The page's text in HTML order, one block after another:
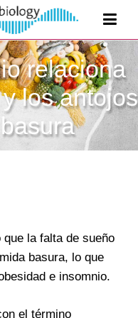
relaciona
los antojos
la falta de sueño
basura, lo que
e insomnio.
el término